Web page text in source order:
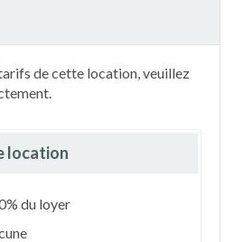
de cette location, veuillez
location
du loyer